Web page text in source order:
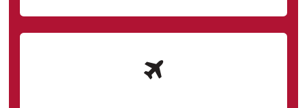
Laboratorios de clase mundial, a la
vanguardia de la ciencia y la tecnología.